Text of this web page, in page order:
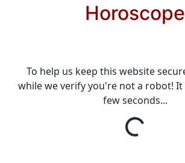
Horoscope